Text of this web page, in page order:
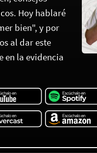
Hoy hablaré
bien", y por
al dar este
en la evidencia